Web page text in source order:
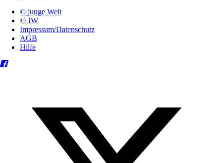
© junge Welt
© JW
Impressum/Datenschutz
AGB
Hilfe